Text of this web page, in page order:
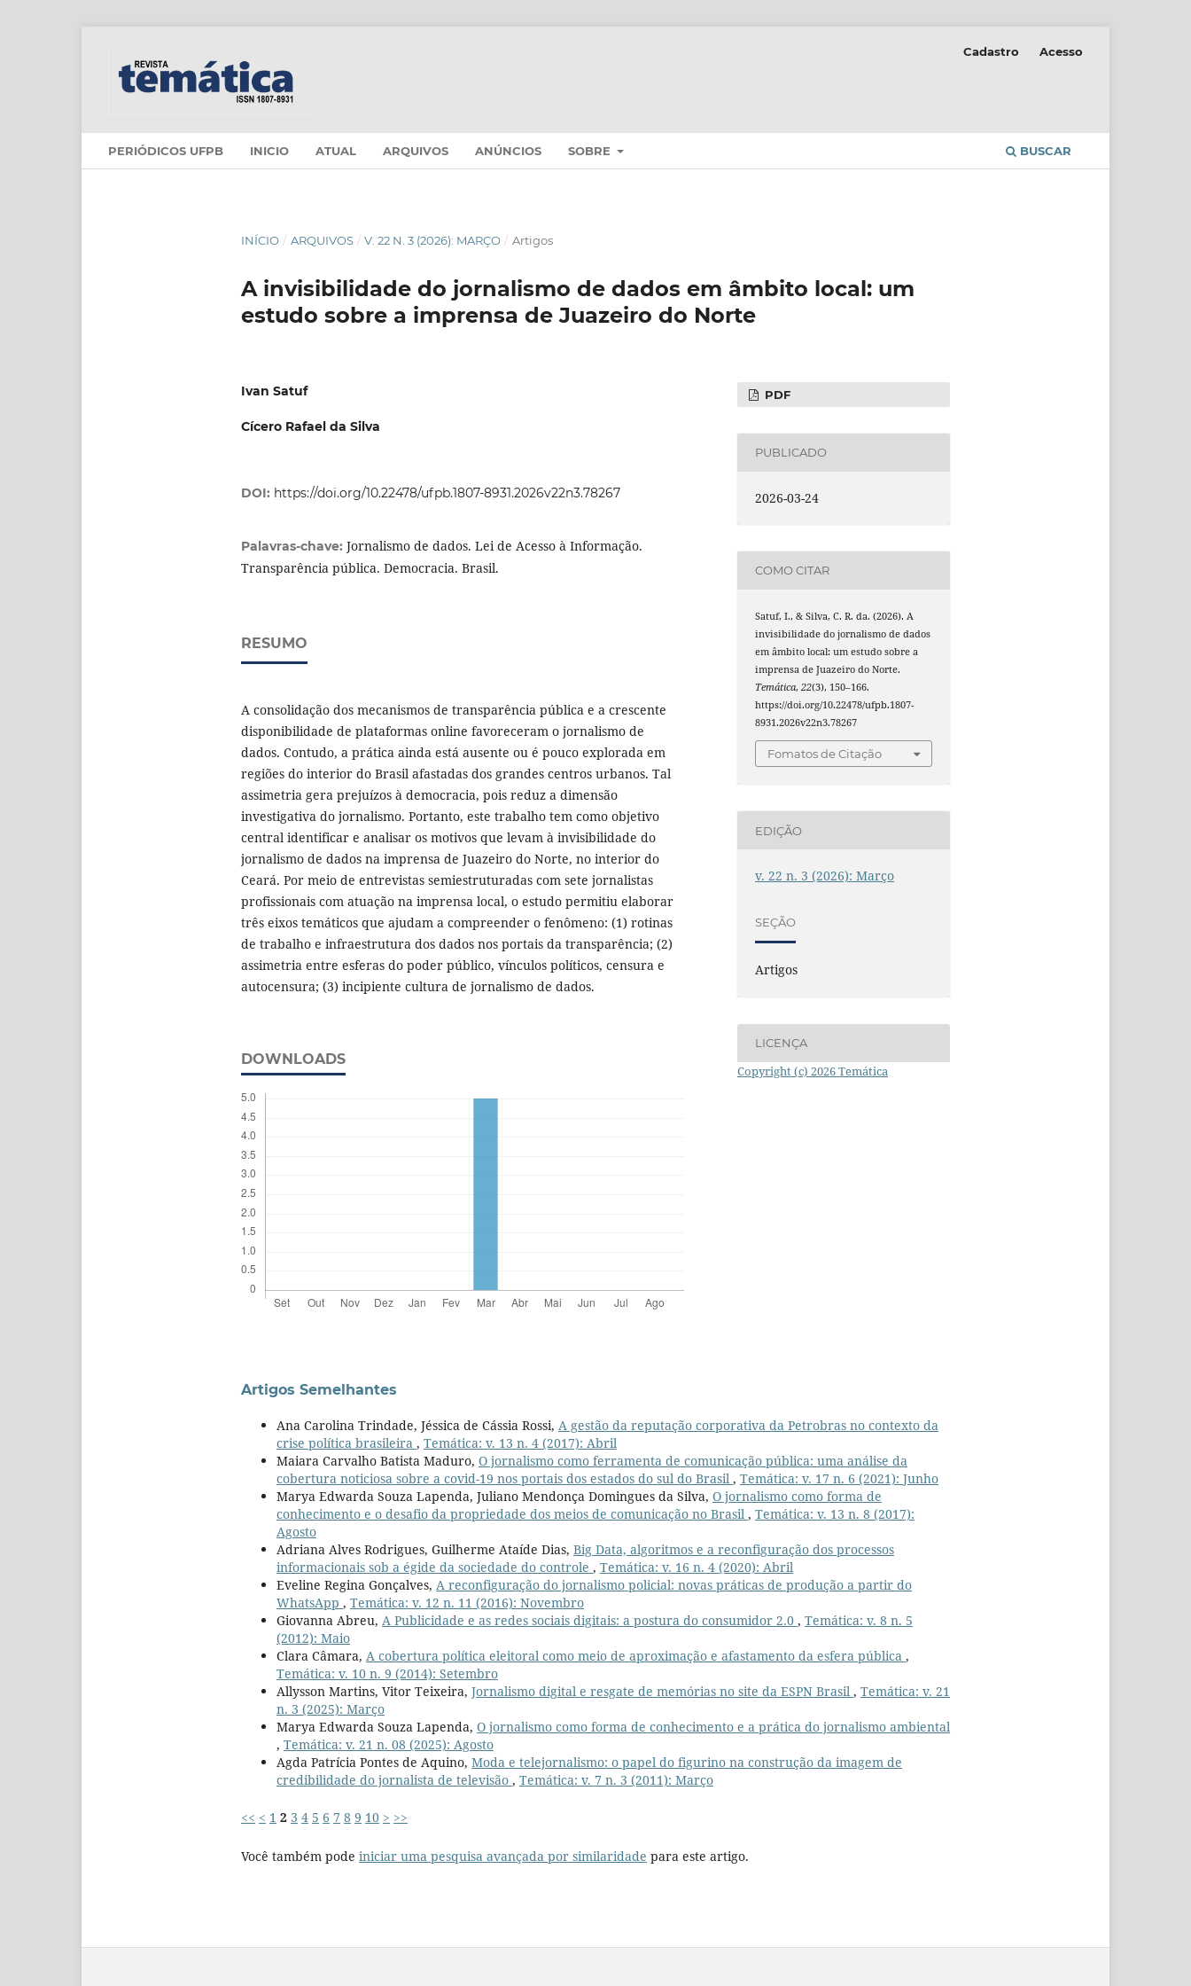
PERIÓDICOS UFPB INICIO ATUAL ARQUIVOS ANÚNCIOS SOBRE BUSCAR
Cadastro Acesso
INÍCIO / ARQUIVOS / V. 22 N. 3 (2026): MARÇO / Artigos
A invisibilidade do jornalismo de dados em âmbito local: um
estudo sobre a imprensa de Juazeiro do Norte
Ivan Satuf
Cícero Rafael da Silva
DOI: https://doi.org/10.22478/ufpb.1807-8931.2026v22n3.78267
Palavras-chave: Jornalismo de dados. Lei de Acesso à Informação.
Transparência pública. Democracia. Brasil.
RESUMO
A consolidação dos mecanismos de transparência pública e a crescente
disponibilidade de plataformas online favoreceram o jornalismo de
dados. Contudo, a prática ainda está ausente ou é pouco explorada em
regiões do interior do Brasil afastadas dos grandes centros urbanos. Tal
assimetria gera prejuízos à democracia, pois reduz a dimensão
investigativa do jornalismo. Portanto, este trabalho tem como objetivo
central identificar e analisar os motivos que levam à invisibilidade do
jornalismo de dados na imprensa de Juazeiro do Norte, no interior do
Ceará. Por meio de entrevistas semiestruturadas com sete jornalistas
profissionais com atuação na imprensa local, o estudo permitiu elaborar
três eixos temáticos que ajudam a compreender o fenômeno: (1) rotinas
de trabalho e infraestrutura dos dados nos portais da transparência; (2)
assimetria entre esferas do poder público, vínculos políticos, censura e
autocensura; (3) incipiente cultura de jornalismo de dados.
DOWNLOADS
PDF
PUBLICADO
2026-03-24
COMO CITAR
Satuf, I., & Silva, C. R. da. (2026). A
invisibilidade do jornalismo de dados
em âmbito local: um estudo sobre a
imprensa de Juazeiro do Norte.
Temática,22(3), 150–166.
https://doi.org/10.22478/ufpb.1807-
8931.2026v22n3.78267
Fomatos de Citação
EDIÇÃO
v. 22 n. 3 (2026): Março
SEÇÃO
Artigos
LICENÇA
Copyright (c) 2026 Temática
Artigos Semelhantes
Ana Carolina Trindade, Jéssica de Cássia Rossi, A gestão da reputação corporativa da Petrobras no contexto da
crise política brasileira , Temática: v. 13 n. 4 (2017): Abril
Maiara Carvalho Batista Maduro, O jornalismo como ferramenta de comunicação pública: uma análise da
cobertura noticiosa sobre a covid-19 nos portais dos estados do sul do Brasil , Temática: v. 17 n. 6 (2021): Junho
Marya Edwarda Souza Lapenda, Juliano Mendonça Domingues da Silva, O jornalismo como forma de
conhecimento e o desafio da propriedade dos meios de comunicação no Brasil , Temática: v. 13 n. 8 (2017):
Agosto
Adriana Alves Rodrigues, Guilherme Ataíde Dias, Big Data, algoritmos e a reconfiguração dos processos
informacionais sob a égide da sociedade do controle , Temática: v. 16 n. 4 (2020): Abril
Eveline Regina Gonçalves, A reconfiguração do jornalismo policial: novas práticas de produção a partir do
WhatsApp , Temática: v. 12 n. 11 (2016): Novembro
Giovanna Abreu, A Publicidade e as redes sociais digitais: a postura do consumidor 2.0 , Temática: v. 8 n. 5
(2012): Maio
Clara Câmara, A cobertura política eleitoral como meio de aproximação e afastamento da esfera pública ,
Temática: v. 10 n. 9 (2014): Setembro
Allysson Martins, Vitor Teixeira, Jornalismo digital e resgate de memórias no site da ESPN Brasil , Temática: v. 21
n. 3 (2025): Março
Marya Edwarda Souza Lapenda, O jornalismo como forma de conhecimento e a prática do jornalismo ambiental
, Temática: v. 21 n. 08 (2025): Agosto
Agda Patrícia Pontes de Aquino, Moda e telejornalismo: o papel do figurino na construção da imagem de
credibilidade do jornalista de televisão , Temática: v. 7 n. 3 (2011): Março
<< < 1 2 3 4 5 6 7 8 9 10 > >>
Você também pode iniciar uma pesquisa avançada por similaridade para este artigo.